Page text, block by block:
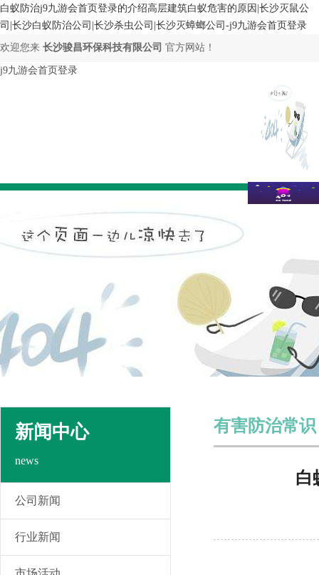
白蚁防治j9九游会首页登录的介绍高层建筑白蚁危害的原因|长沙灭鼠公
司|长沙白蚁防治公司|长沙杀虫公司|长沙灭蟑螂公司-j9九游会首页登录
欢迎您来 长沙骏昌环保科技有限公司 官方网站！
j9九游会首页登录
新闻中心
news
公司新闻
行业新闻
有害防治常识
白